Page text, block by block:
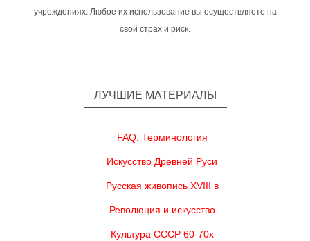
учреждениях. Любое их использование вы осуществляете на
свой страх и риск.
ЛУЧШИЕ МАТЕРИАЛЫ
FAQ. Терминология
Искусство Древней Руси
Русская живопись XVIII в
Революция и искусство
Культура СССР 60-70х